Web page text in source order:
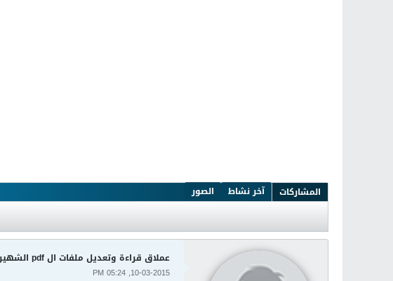
المشاركات آخر نشاط الصور
عملاق قراءة وتعديل ملفات ال pdf الشهير Nitro Pro Enterprise 10.5.5.29
10-03-2015, 05:24 PM